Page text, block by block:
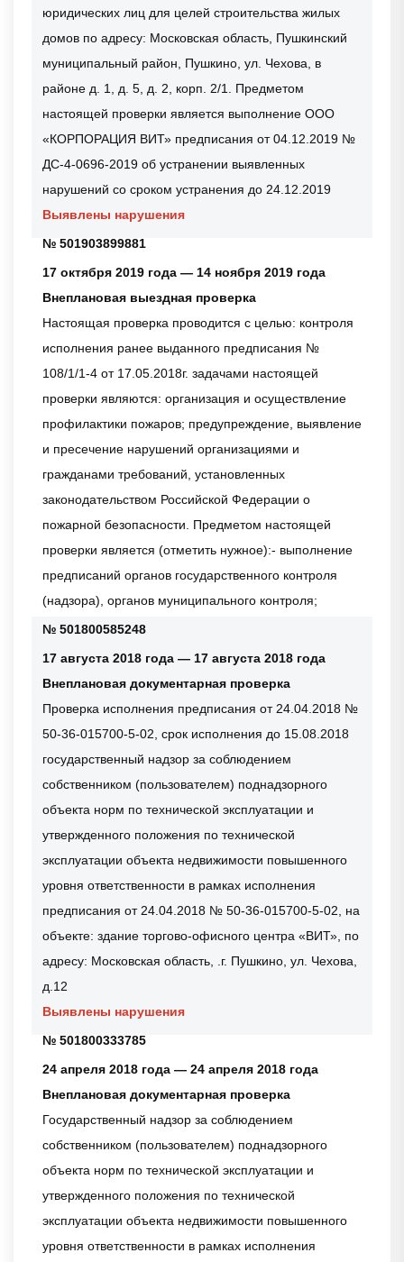
юридических лиц для целей строительства жилых
домов по адресу: Московская область, Пушкинский
муниципальный район, Пушкино, ул. Чехова, в
районе д. 1, д. 5, д. 2, корп. 2/1. Предметом
настоящей проверки является выполнение ООО
«КОРПОРАЦИЯ ВИТ» предписания от 04.12.2019 №
ДС-4-0696-2019 об устранении выявленных
нарушений со сроком устранения до 24.12.2019
Выявлены нарушения
№ 501903899881
17 октября 2019 года — 14 ноября 2019 года
Внеплановая выездная проверка
Настоящая проверка проводится с целью: контроля
исполнения ранее выданного предписания №
108/1/1-4 от 17.05.2018г. задачами настоящей
проверки являются: организация и осуществление
профилактики пожаров; предупреждение, выявление
и пресечение нарушений организациями и
гражданами требований, установленных
законодательством Российской Федерации о
пожарной безопасности. Предметом настоящей
проверки является (отметить нужное):- выполнение
предписаний органов государственного контроля
(надзора), органов муниципального контроля;
№ 501800585248
17 августа 2018 года — 17 августа 2018 года
Внеплановая документарная проверка
Проверка исполнения предписания от 24.04.2018 №
50-36-015700-5-02, срок исполнения до 15.08.2018
государственный надзор за соблюдением
собственником (пользователем) поднадзорного
объекта норм по технической эксплуатации и
утвержденного положения по технической
эксплуатации объекта недвижимости повышенного
уровня ответственности в рамках исполнения
предписания от 24.04.2018 № 50-36-015700-5-02, на
объекте: здание торгово-офисного центра «ВИТ», по
адресу: Московская область, .г. Пушкино, ул. Чехова,
д.12
Выявлены нарушения
№ 501800333785
24 апреля 2018 года — 24 апреля 2018 года
Внеплановая документарная проверка
Государственный надзор за соблюдением
собственником (пользователем) поднадзорного
объекта норм по технической эксплуатации и
утвержденного положения по технической
эксплуатации объекта недвижимости повышенного
уровня ответственности в рамках исполнения